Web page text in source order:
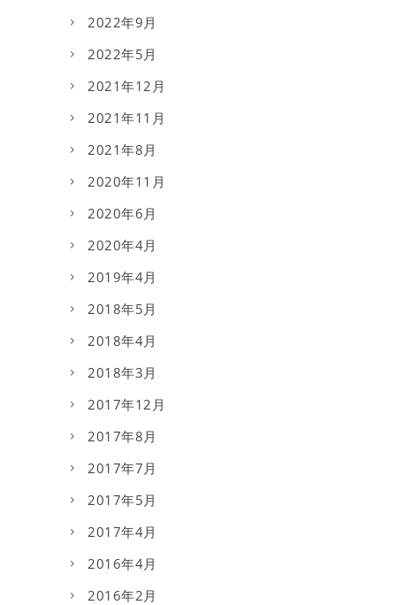
2022年9月
2022年5月
2021年12月
2021年11月
2021年8月
2020年11月
2020年6月
2020年4月
2019年4月
2018年5月
2018年4月
2018年3月
2017年12月
2017年8月
2017年7月
2017年5月
2017年4月
2016年4月
2016年2月